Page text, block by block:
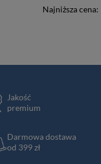
Najniższa cena:
Jakość
premium
Darmowa dostawa
od 399 zł